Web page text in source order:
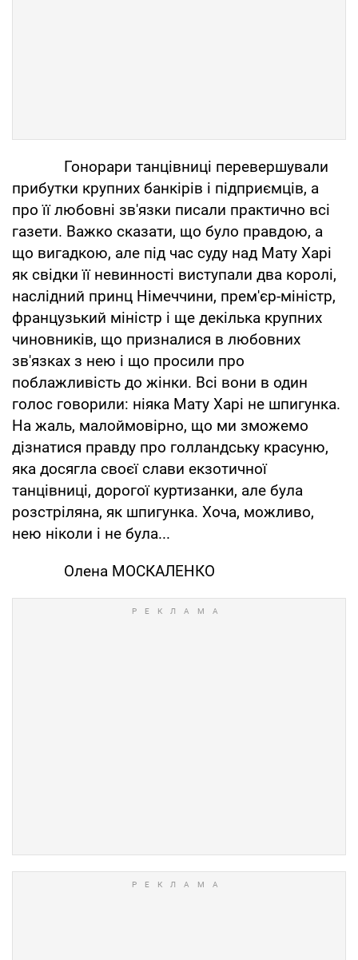
Гонорари танцівниці перевершували
прибутки крупних банкірів і підприємців, а
про її любовні зв'язки писали практично всі
газети. Важко сказати, що було правдою, а
що вигадкою, але під час суду над Мату Харі
як свідки її невинності виступали два королі,
наслідний принц Німеччини, прем'єр-міністр,
французький міністр і ще декілька крупних
чиновників, що призналися в любовних
зв'язках з нею і що просили про
поблажливість до жінки. Всі вони в один
голос говорили: ніяка Мату Харі не шпигунка.
На жаль, малоймовірно, що ми зможемо
дізнатися правду про голландську красуню,
яка досягла своєї слави екзотичної
танцівниці, дорогої куртизанки, але була
розстріляна, як шпигунка. Хоча, можливо,
нею ніколи і не була...
Олена МОСКАЛЕНКО